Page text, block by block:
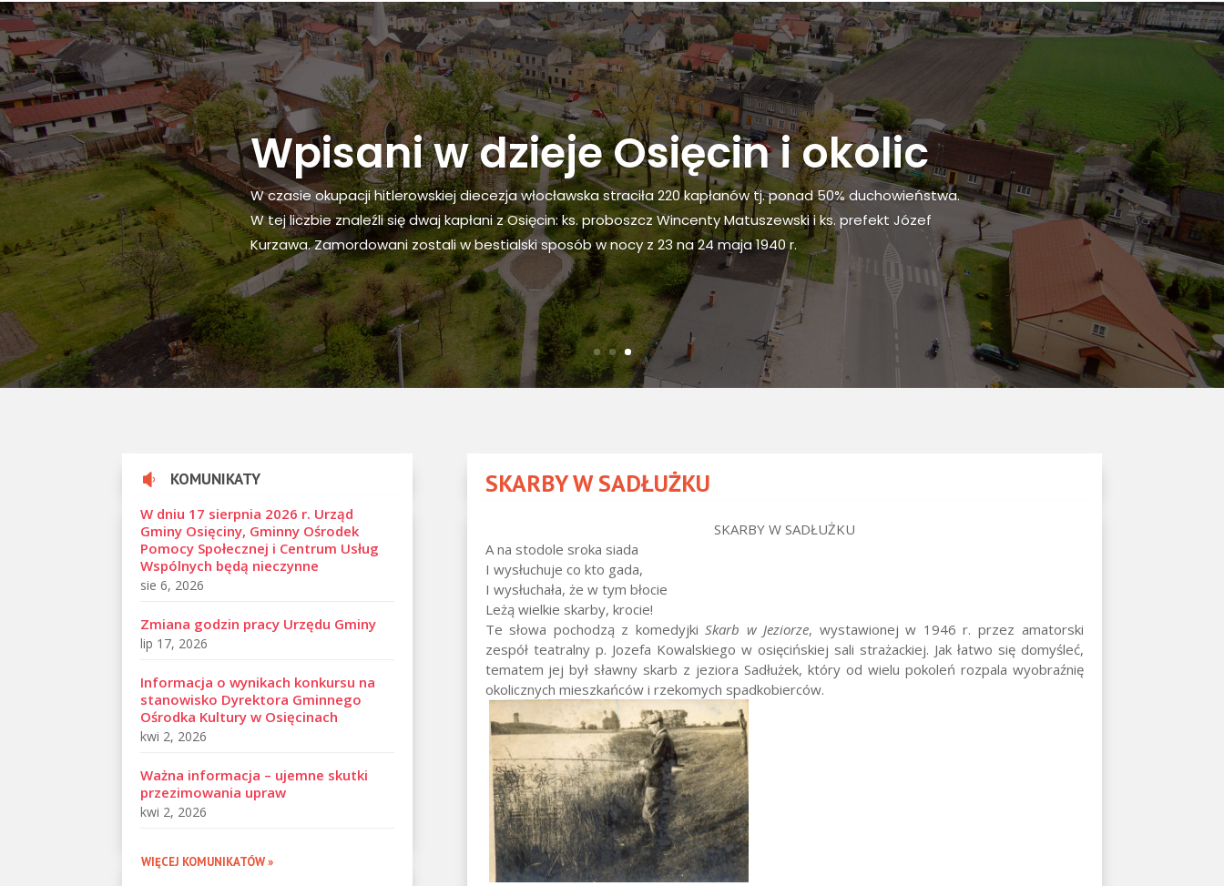
Wpisani w dzieje Osięcin i okolic
W czasie okupacji hitlerowskiej diecezja włocławska straciła 220 kapłanów tj. ponad 50% duchowieństwa.
W tej liczbie znaleźli się dwaj kapłani z Osięcin: ks. proboszcz Wincenty Matuszewski i ks. prefekt Józef
Kurzawa. Zamordowani zostali w bestialski sposób w nocy z 23 na 24 maja 1940 r.
 KOMUNIKATY
W dniu 17 sierpnia 2026 r. Urząd
Gminy Osięciny, Gminny Ośrodek
Pomocy Społecznej i Centrum Usług
Wspólnych będą nieczynne
sie 6, 2026
Zmiana godzin pracy Urzędu Gminy
lip 17, 2026
Informacja o wynikach konkursu na
stanowisko Dyrektora Gminnego
Ośrodka Kultury w Osięcinach
kwi 2, 2026
Ważna informacja – ujemne skutki
przezimowania upraw
kwi 2, 2026
WIĘCEJ KOMUNIKATÓW »
SKARBY W SADŁUŻKU
SKARBY W SADŁUŻKU
A na stodole sroka siada
I wysłuchuje co kto gada,
I wysłuchała, że w tym błocie
Leżą wielkie skarby, krocie!
Te słowa pochodzą z komedyjkiSkarb w Jeziorze, wystawionej w 1946 r. przez amatorski
zespół teatralny p. Jozefa Kowalskiego w osięcińskiej sali strażackiej. Jak łatwo się domyśleć,
tematem jej był sławny skarb z jeziora Sadłużek, który od wielu pokoleń rozpala wyobraźnię
okolicznych mieszkańców i rzekomych spadkobierców.